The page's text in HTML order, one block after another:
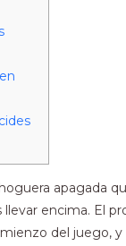
apagada
encima. El
del juego,